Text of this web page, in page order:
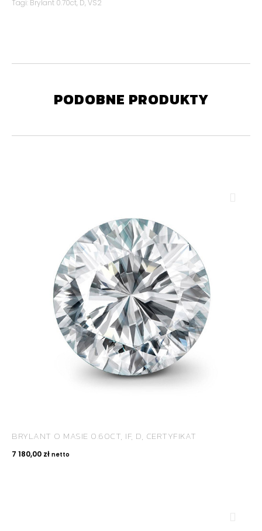
Tagi: Brylant 0.70ct, D,VS2
PODOBNE PRODUKTY
BRYLANT O MASIE 0.60CT, IF, D, CERTYFIKAT
7 180,00 zł netto